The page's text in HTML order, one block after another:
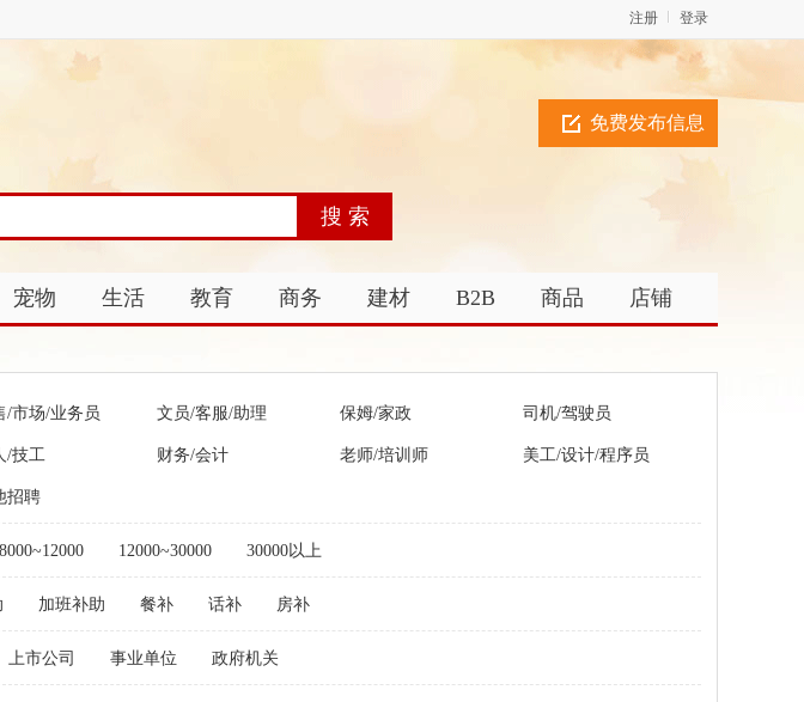
登录
注册
免费发布信息
宠物 生活 教育 商务 建材 B2B 商品 店铺
/市场/业务员 文员/客服/助理 保姆/家政 司机/驾驶员
/技工 财务/会计 老师/培训师 美工/设计/程序员
招聘
8000~12000 12000~30000 30000以上
加班补助 餐补 话补 房补
上市公司 事业单位 政府机关